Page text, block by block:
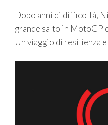
Dopo anni di difficoltà,
grande salto in MotoGP
Un viaggio di resilienza